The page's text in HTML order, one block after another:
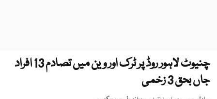
چنیوٹ لاہور روڈ پر ٹرک اور وین میں تصادم 13 افراد
جاں بحق 3 زخمی